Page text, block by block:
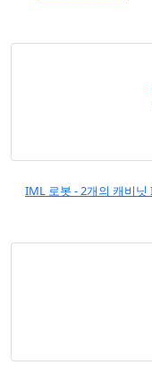
IML 로봇 - 2개의 캐비닛